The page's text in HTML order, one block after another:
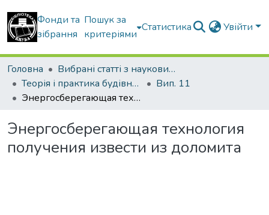
Фонди та
зібрання
Пошук за
критеріями
Статистика Увійти
Головна
Вибрані статті з наукових збірників КНУБА
Теорія і практика будівництва
Вип. 11
Энергосберегающая технология получения извести из доломита
Энергосберегающая технология
получения извести из доломита